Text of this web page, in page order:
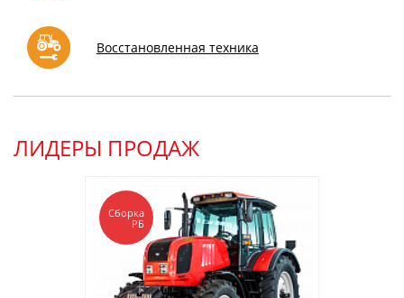
Восстановленная техника
ЛИДЕРЫ ПРОДАЖ
Сборка
РБ